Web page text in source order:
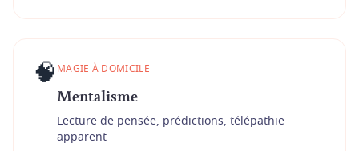
🧠 MAGIE À DOMICILE
Mentalisme
Lecture de pensée, prédictions, télépathie
apparent